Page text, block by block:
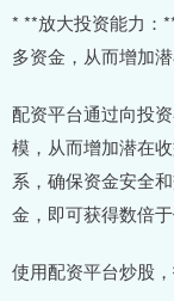
* **放大投资能力：
多资金，从而增加潜
配资平台通过向投
模，从而增加潜在
系，确保资金安全
金，即可获得数倍
使用配资平台炒股